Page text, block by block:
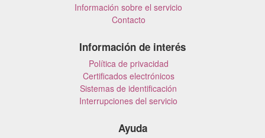
Información sobre el servicio
Contacto
Información de interés
Política de privacidad
Certificados electrónicos
Sistemas de identificación
Interrupciones del servicio
Ayuda